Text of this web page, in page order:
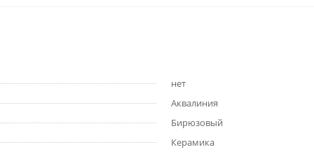
нет
Аквалиния
Бирюзовый
Керамика